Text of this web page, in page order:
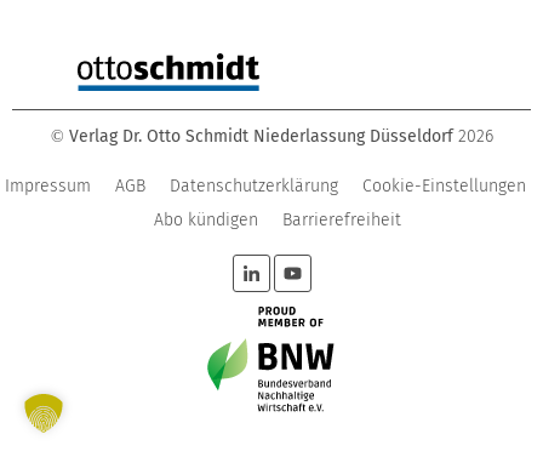
© Verlag Dr. Otto Schmidt Niederlassung Düsseldorf 2026
Impressum AGB Datenschutzerklärung
Cookie-Einstellungen
Abo kündigen
Barrierefreiheit